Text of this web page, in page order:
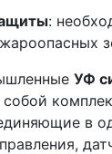
:
УФ
в